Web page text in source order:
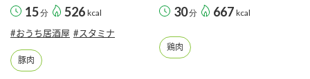
15分 526 kcal
#おうち居酒屋 #スタミナ
豚肉
30分 667 kcal
鶏肉